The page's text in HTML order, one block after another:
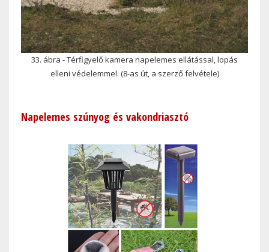
33. ábra - Térfigyelő kamera napelemes ellátással, lopás
elleni védelemmel. (8-as út, a szerző felvétele)
Napelemes szúnyog és vakondriasztó